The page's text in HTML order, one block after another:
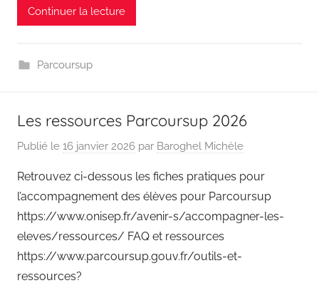
Continuer la lecture
Parcoursup
Les ressources Parcoursup 2026
Publié le 16 janvier 2026 par Baroghel Michèle
Retrouvez ci-dessous les fiches pratiques pour
l’accompagnement des élèves pour Parcoursup
https://www.onisep.fr/avenir-s/accompagner-les-
eleves/ressources/ FAQ et ressources
https://www.parcoursup.gouv.fr/outils-et-
ressources?